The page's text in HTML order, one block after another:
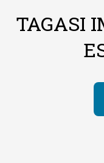
TAGASI